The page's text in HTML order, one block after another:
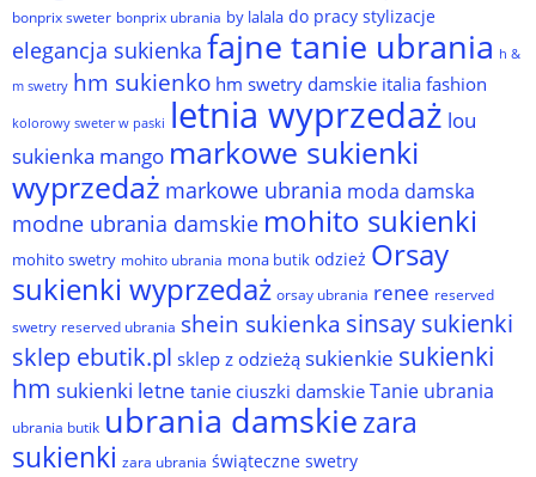
bonprix sweter bonprix ubrania by lalala do pracy stylizacje
elegancja sukienka fajne tanie ubrania h &
m swetry hm sukienko hm swetry damskie italia fashion
kolorowy sweter w paski letnia wyprzedaż lou
sukienka mango markowe sukienki
wyprzedaż markowe ubrania moda damska
modne ubrania damskie mohito sukienki
mohito swetry mohito ubrania mona butik odzież Orsay
sukienki wyprzedaż orsay ubrania renee reserved
swetry reserved ubrania shein sukienka sinsay sukienki
sklep ebutik.pl sklep z odzieżą sukienkie sukienki
hm sukienki letne tanie ciuszki damskie Tanie ubrania
ubrania butik ubrania damskiezara
sukienki zara ubrania świąteczne swetry